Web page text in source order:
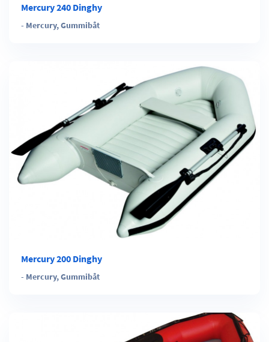
Mercury 240 Dinghy
- Mercury,Gummibåt
Mercury 200 Dinghy
- Mercury,Gummibåt